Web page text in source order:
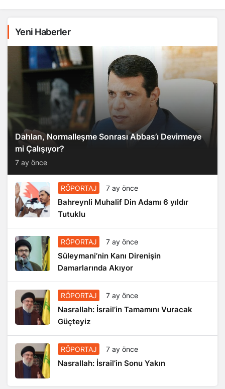
Yeni Haberler
Dahlan, Normalleşme Sonrası Abbas’ı Devirmeye
mi Çalışıyor?
7 ay önce
RÖPORTAJ 7 ay önce
Bahreynli Muhalif Din Adamı 6 yıldır
Tutuklu
RÖPORTAJ 7 ay önce
Süleymani’nin Kanı Direnişin
Damarlarında Akıyor
RÖPORTAJ 7 ay önce
Nasrallah: İsrail’in Tamamını Vuracak
Güçteyiz
RÖPORTAJ 7 ay önce
Nasrallah: İsrail’in Sonu Yakın